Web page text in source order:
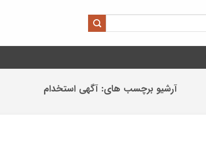
آرشیو برچسب های: آگهی استخدام